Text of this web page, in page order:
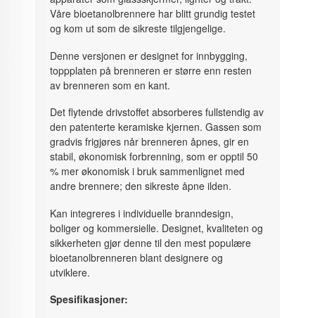
Våre bioetanolbrennere har blitt grundig testet
og kom ut som de sikreste tilgjengelige.
Denne versjonen er designet for innbygging,
toppplaten på brenneren er større enn resten
av brenneren som en kant.
Det flytende drivstoffet absorberes fullstendig av
den patenterte keramiske kjernen. Gassen som
gradvis frigjøres når brenneren åpnes, gir en
stabil, økonomisk forbrenning, som er opptil 50
% mer økonomisk i bruk sammenlignet med
andre brennere; den sikreste åpne ilden.
Kan integreres i individuelle branndesign,
boliger og kommersielle. Designet, kvaliteten og
sikkerheten gjør denne til den mest populære
bioetanolbrenneren blant designere og
utviklere.
Spesifikasjoner: